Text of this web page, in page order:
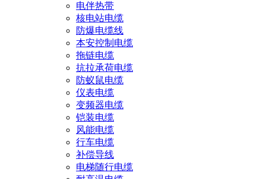
电伴热带
核电站电缆
防爆电缆线
本安控制电缆
拖链电缆
抗拉承荷电缆
防蚁鼠电缆
仪表电缆
变频器电缆
铠装电缆
风能电缆
行车电缆
补偿导线
电梯随行电缆